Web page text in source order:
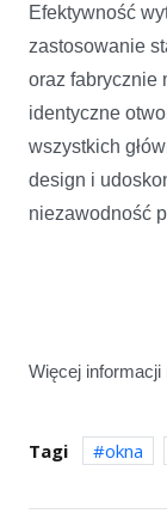
Efektywność
zastosowanie
oraz fabrycznie
identyczne
wszystkich
design i
niezawodność
Więcej informacji
Tagi okna